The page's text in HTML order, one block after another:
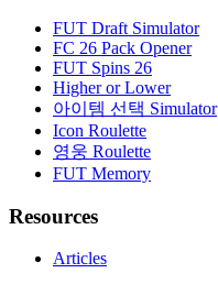
FUT Draft Simulator
FC 26 Pack Opener
FUT Spins 26
Higher or Lower
아이템 선택 Simulator
Icon Roulette
영웅 Roulette
FUT Memory
Resources
Articles